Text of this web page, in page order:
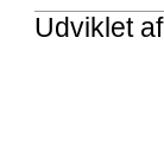
Udviklet af